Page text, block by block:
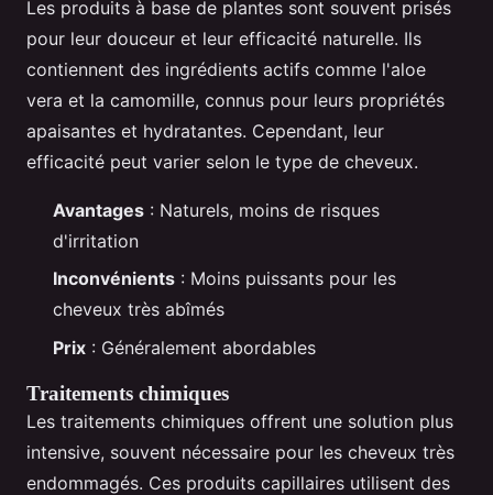
Les produits à base de plantes sont souvent prisés
pour leur douceur et leur efficacité naturelle. Ils
contiennent des ingrédients actifs comme l'aloe
vera et la camomille, connus pour leurs propriétés
apaisantes et hydratantes. Cependant, leur
efficacité peut varier selon le type de cheveux.
Avantages : Naturels, moins de risques
d'irritation
Inconvénients : Moins puissants pour les
cheveux très abîmés
Prix : Généralement abordables
Traitements chimiques
Les traitements chimiques offrent une solution plus
intensive, souvent nécessaire pour les cheveux très
endommagés. Ces produits capillaires utilisent des